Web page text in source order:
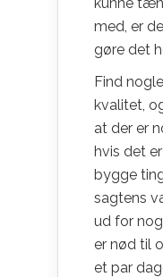
med, er
gøre det
Find
kvalitet,
at der er
hvis det
bygge
sagtens
ud for
er nød til
et par